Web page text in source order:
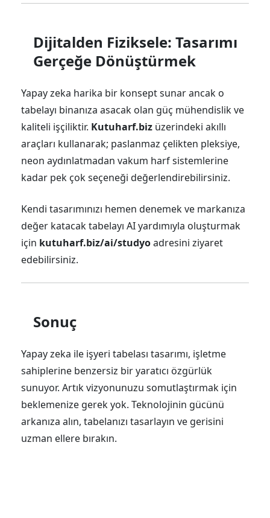
Dijitalden Fiziksele: Tasarımı
Gerçeğe Dönüştürmek
Yapay zeka harika bir konsept sunar ancak o
tabelayı binanıza asacak olan güç mühendislik ve
kaliteli işçiliktir. Kutuharf.biz üzerindeki akıllı
araçları kullanarak; paslanmaz çelikten pleksiye,
neon aydınlatmadan vakum harf sistemlerine
kadar pek çok seçeneği değerlendirebilirsiniz.
Kendi tasarımınızı hemen denemek ve markanıza
değer katacak tabelayı AI yardımıyla oluşturmak
için kutuharf.biz/ai/studyoadresini ziyaret
edebilirsiniz.
Sonuç
Yapay zeka ile işyeri tabelası tasarımı, işletme
sahiplerine benzersiz bir yaratıcı özgürlük
sunuyor. Artık vizyonunuzu somutlaştırmak için
beklemenize gerek yok. Teknolojinin gücünü
arkanıza alın, tabelanızı tasarlayın ve gerisini
uzman ellere bırakın.